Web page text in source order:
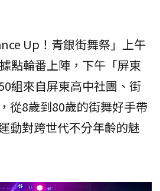
Up！青銀街舞祭」上午
點輪番上陣，下午「屏東
組來自屏東高中社團、街
從8歲到80歲的街舞好手帶
動對跨世代不分年齡的魅